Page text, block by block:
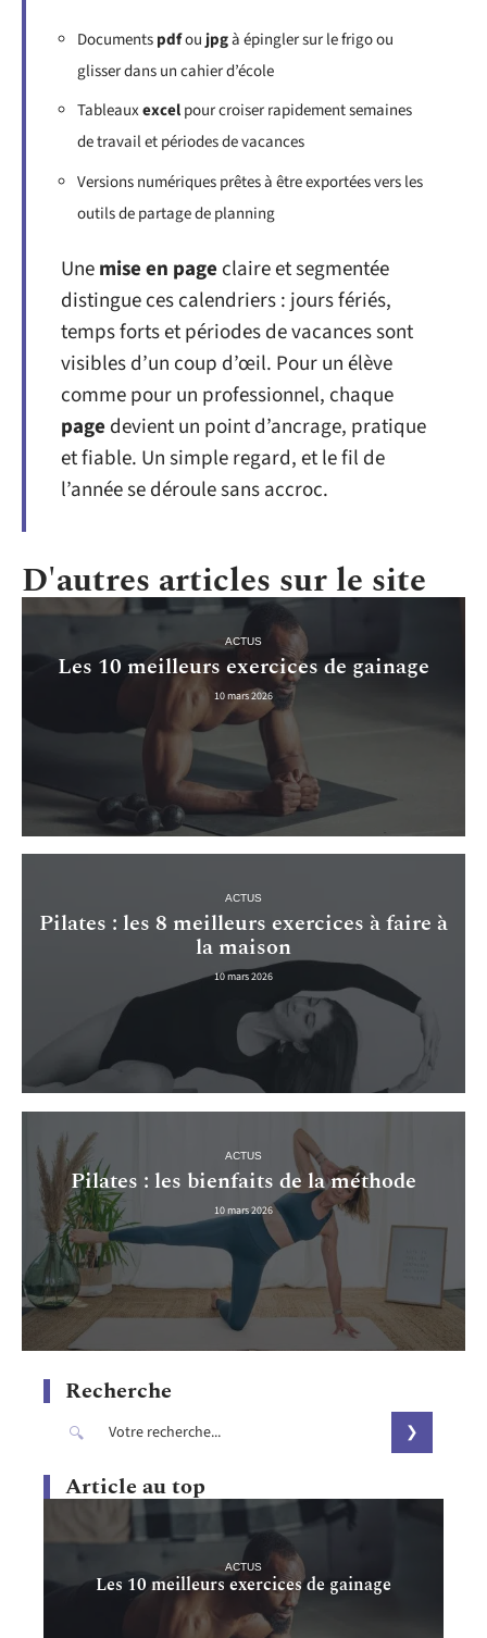
Documentspdfou jpgà épingler sur le frigo ou
glisser dans un cahier d’école
Tableauxexcelpour croiser rapidement semaines
de travail et périodes de vacances
Versions numériques prêtes à être exportées vers les
outils de partage de planning
Unemise en page claire et segmentée
distingue ces calendriers : jours fériés,
temps forts et périodes de vacances sont
visibles d’un coup d’œil. Pour un élève
comme pour un professionnel, chaque
page devient un point d’ancrage, pratique
et fiable. Un simple regard, et le fil de
l’année se déroule sans accroc.
D'autres articles sur le site
ACTUS
Les 10 meilleurs exercices de gainage
10 mars 2026
ACTUS
Pilates : les 8 meilleurs exercices à faire à
la maison
10 mars 2026
ACTUS
Pilates : les bienfaits de la méthode
10 mars 2026
Recherche
Article au top
ACTUS
Les 10 meilleurs exercices de gainage